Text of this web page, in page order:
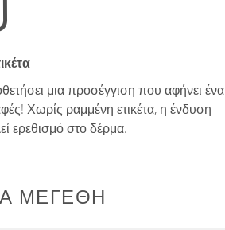
μια προσέγγιση που αφήνει ένα
Χωρίς ραμμένη ετικέτα, η ένδυση
ερεθισμό στο δέρμα.
ΜΕΓΈΘΗ